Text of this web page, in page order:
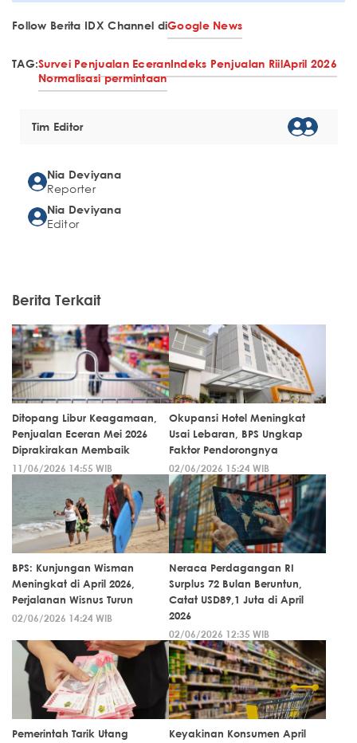
Follow Berita IDX Channel diGoogle News
TAG:Survei Penjualan EceranIndeks Penjualan RiilApril 2026
Normalisasi permintaan
Tim Editor
Nia Deviyana
Reporter
Nia Deviyana
Editor
Berita Terkait
Ditopang Libur Keagamaan,
Penjualan Eceran Mei 2026
Diprakirakan Membaik
11/06/2026 14:55 WIB
Okupansi Hotel Meningkat
Usai Lebaran, BPS Ungkap
Faktor Pendorongnya
02/06/2026 15:24 WIB
BPS: Kunjungan Wisman
Meningkat di April 2026,
Perjalanan Wisnus Turun
02/06/2026 14:24 WIB
Neraca Perdagangan RI
Surplus 72 Bulan Beruntun,
Catat USD89,1 Juta di April
2026
02/06/2026 12:35 WIB
Pemerintah Tarik Utang
Keyakinan Konsumen April